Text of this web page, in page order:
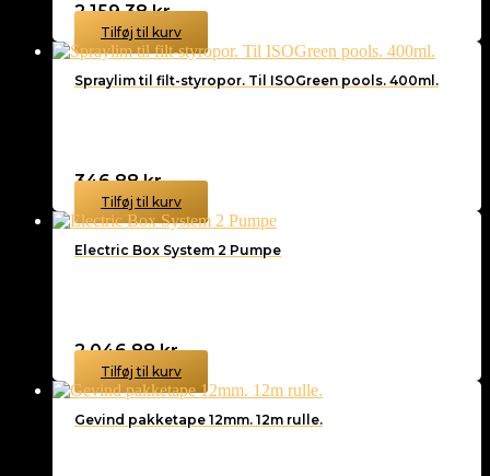
2.159,38kr.
Tilføj til kurv
Spraylim til filt-styropor. Til ISOGreen pools. 400ml.
346,88kr.
Tilføj til kurv
Electric Box System 2 Pumpe
2.046,88kr.
Tilføj til kurv
Gevind pakketape 12mm. 12m rulle.